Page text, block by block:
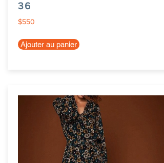
36
$550
Ajouter au panier